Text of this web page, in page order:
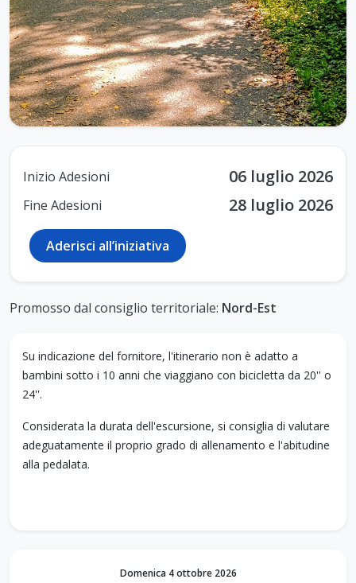
Inizio Adesioni 06 luglio 2026
Fine Adesioni 28 luglio 2026
Aderisci all’iniziativa
Promosso dal consiglio territoriale: Nord-Est
Su indicazione del fornitore, l'itinerario non è adatto a
bambini sotto i 10 anni che viaggiano con bicicletta da 20'' o
24''.
Considerata la durata dell'escursione, si consiglia di valutare
adeguatamente il proprio grado di allenamento e l'abitudine
alla pedalata.
Domenica 4 ottobre 2026